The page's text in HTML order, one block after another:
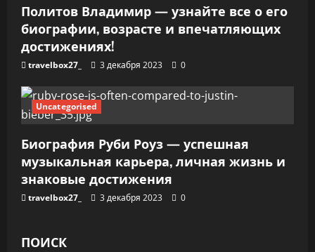
Политов Владимир — узнайте все о его
биографии, возрасте и впечатляющих
достижениях!
travelbox27_ 3 декабря 2023 0
Uncategorised
Биография Руби Роуз — успешная
музыкальная карьера, личная жизнь и
знаковые достижения
travelbox27_ 3 декабря 2023 0
ПОИСК